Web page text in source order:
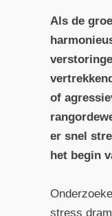
Als de
of
er snel
het begin
stress